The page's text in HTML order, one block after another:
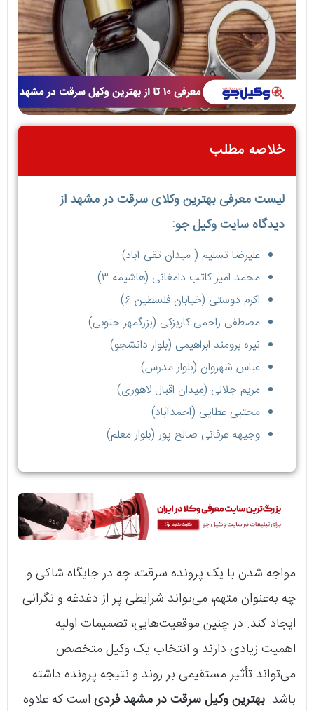
خلاصه مطلب
لیست معرفی بهترین وکلای سرقت در مشهد از
دیدگاه سایت وکیل جو:
علیرضا تسلیم ( میدان تقی آباد)
محمد امیر کاتب دامغانی (هاشیمه ۳)
اکرم دوستی (خیابان فلسطین ۶)
مصطفی راحمی کاریزکی (بزرگمهر جنوبی)
نیره برومند ابراهیمی (بلوار دانشجو)
عباس شهروان (بلوار مدرس)
مریم جلالی (میدان اقبال لاهوری)
مجتبی عطایی (احمدآباد)
وجیهه عرفانی صالح پور (بلوار معلم)
مواجه شدن با یک پرونده سرقت، چه در جایگاه شاکی و
چه به‌عنوان متهم، می‌تواند شرایطی پر از دغدغه و نگرانی
ایجاد کند. در چنین موقعیت‌هایی، تصمیمات اولیه
اهمیت زیادی دارند و انتخاب یک وکیل متخصص
می‌تواند تأثیر مستقیمی بر روند و نتیجه پرونده داشته
باشد. بهترین وکیل سرقت در مشهد فردی است که علاوه